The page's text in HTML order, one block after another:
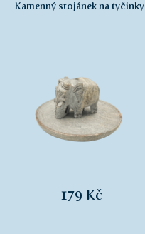
Kamenný stojánek na tyčinky
179 Kč